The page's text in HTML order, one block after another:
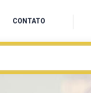
CONTATO